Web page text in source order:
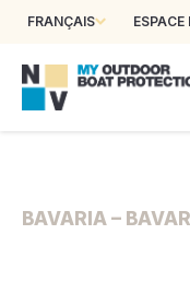
FRANÇAIS ESPACE
BAVARIA –